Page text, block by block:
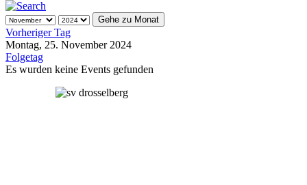
Gehe zu Monat
Vorheriger Tag
Montag, 25. November 2024
Folgetag
Es wurden keine Events gefunden